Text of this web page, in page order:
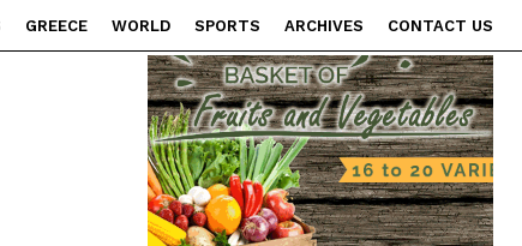
GREECE WORLD SPORTS ARCHIVES CONTACT US